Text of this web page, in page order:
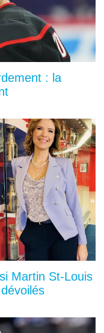
: la
Martin St-Louis